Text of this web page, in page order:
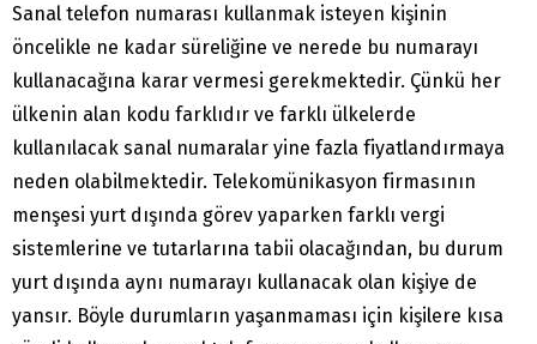
Sanal telefon numarası kullanmak isteyen kişinin
öncelikle ne kadar süreliğine ve nerede bu numarayı
kullanacağına karar vermesi gerekmektedir. Çünkü her
ülkenin alan kodu farklıdır ve farklı ülkelerde
kullanılacak sanal numaralar yine fazla fiyatlandırmaya
neden olabilmektedir. Telekomünikasyon firmasının
menşesi yurt dışında görev yaparken farklı vergi
sistemlerine ve tutarlarına tabii olacağından, bu durum
yurt dışında aynı numarayı kullanacak olan kişiye de
yansır. Böyle durumların yaşanmaması için kişilere kısa